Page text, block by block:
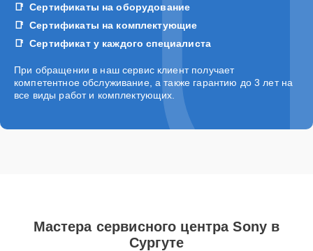
Сертификаты на оборудование
Сертификаты на комплектующие
Сертификат у каждого специалиста
При обращении в наш сервис клиент получает
компетентное обслуживание, а также гарантию до 3 лет на
все виды работ и комплектующих.
Мастера сервисного центра Sony в
Сургуте